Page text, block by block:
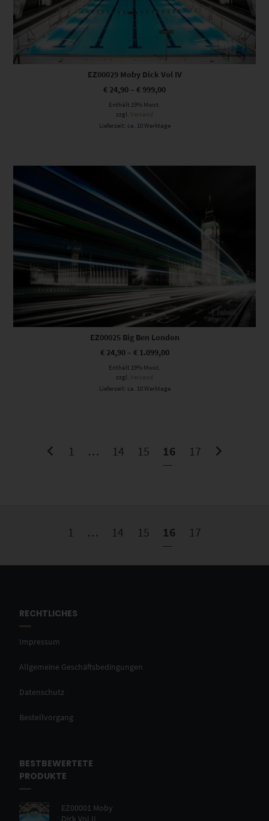
EZ00029 Moby Dick Vol IV
€ 24,90 – € 999,00
Enthält 19% Mwst.
zzgl. Versand
Lieferzeit: ca. 10 Werktage
Dieses Produkt weist mehrere Varianten auf. Die Optionen können auf der Produktseite gewählt werden
EZ00025 Big Ben London
€24,90– €1.099,00
Enthält 19% Mwst.
zzgl.
Versand
Lieferzeit: ca. 10 Werktage
1 … 14 15 16 17
1 … 14 15 16 17
RECHTLICHES
Impressum
Allgemeine Geschäftsbedingungen
Datenschutz
Bestellvorgang
BESTBEWERTETE
PRODUKTE
EZ00001 Moby
Dick Vol II